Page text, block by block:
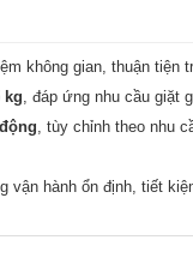
không gian, thuận tiện
kg, đáp ứng nhu cầu giặt
, tùy chỉnh theo nhu
vận hành ổn định, tiết
áo luôn thơm tho